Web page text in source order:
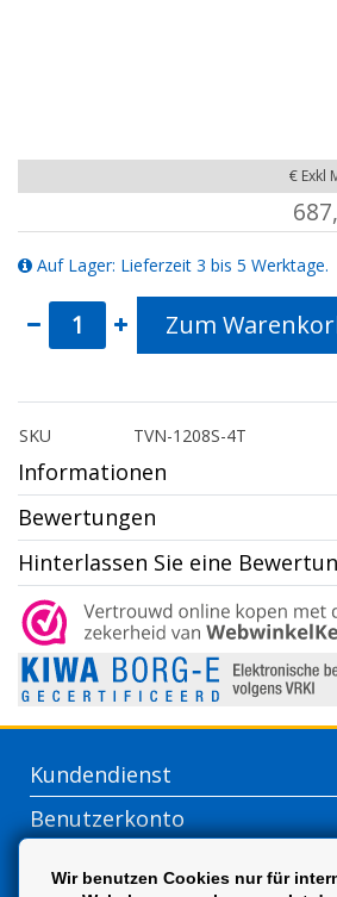
€ Exkl
Auf Lager: Lieferzeit 3 bis 5 Werktage.
Zum
SKU TVN-1208S-4T
Informationen
Bewertungen
Hinterlassen Sie eine
Kundendienst
Benutzerkonto
Wir benutzen Cookies nur für